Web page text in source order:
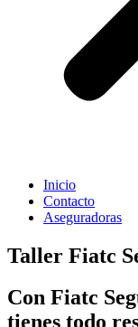
Inicio
Contacto
Aseguradoras
Taller Fiatc
Con Fiatc
tienes todo